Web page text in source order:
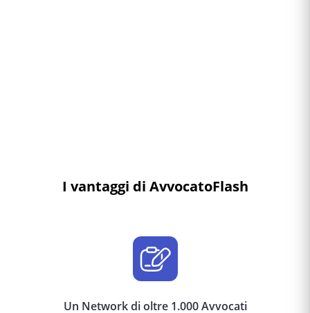
I vantaggi di AvvocatoFlash
Un Network di oltre 1.000 Avvocati